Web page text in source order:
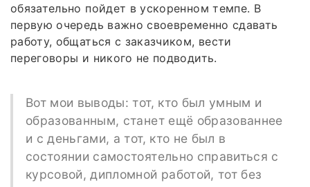
обязательно пойдет в ускоренном темпе. В
первую очередь важно своевременно сдавать
работу, общаться с заказчиком, вести
переговоры и никого не подводить.
Вот мои выводы: тот, кто был умным и
образованным, станет ещё образованнее
и с деньгами, а тот, кто не был в
состоянии самостоятельно справиться с
курсовой, дипломной работой, тот без